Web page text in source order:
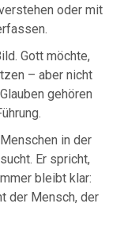
oder mit
Gott möchte,
– aber nicht
gehören
in der
Er spricht,
bleibt klar:
der Mensch, der